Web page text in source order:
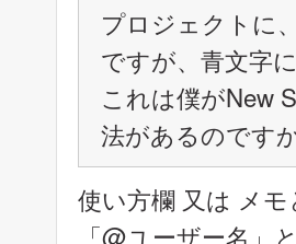
プロジェクトに
ですが、青文字
これは僕がNew
法があるのです
使い方欄 又は メ
「@ユーザー名